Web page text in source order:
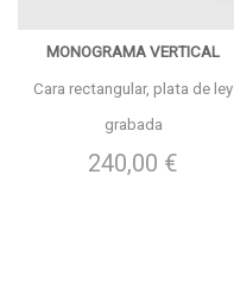
MONOGRAMA VERTICAL
Cara rectangular, plata de ley
grabada
240,00 €